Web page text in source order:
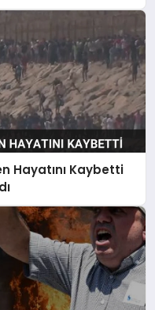
Hayatını Kaybetti